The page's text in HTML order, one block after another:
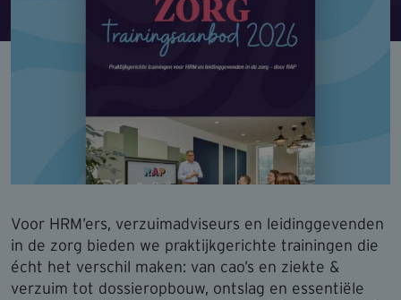
Voor HRM’ers, verzuimadviseurs en leidinggevenden
in de zorg bieden we praktijkgerichte trainingen die
écht het verschil maken: van cao’s en ziekte &
verzuim tot dossieropbouw, ontslag en essentiële